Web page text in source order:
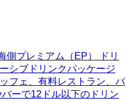
側プレミアム（EP） ドリ
シブドリンクパッケージ
フェ、有料レストラン、バ
ーで12ドル以下のドリン